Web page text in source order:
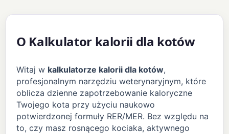
O Kalkulator kalorii dla kotów
Witaj w kalkulatorze kalorii dla kotów,
profesjonalnym narzędziu weterynaryjnym, które
oblicza dzienne zapotrzebowanie kaloryczne
Twojego kota przy użyciu naukowo
potwierdzonej formuły RER/MER. Bez względu na
to, czy masz rosnącego kociaka, aktywnego